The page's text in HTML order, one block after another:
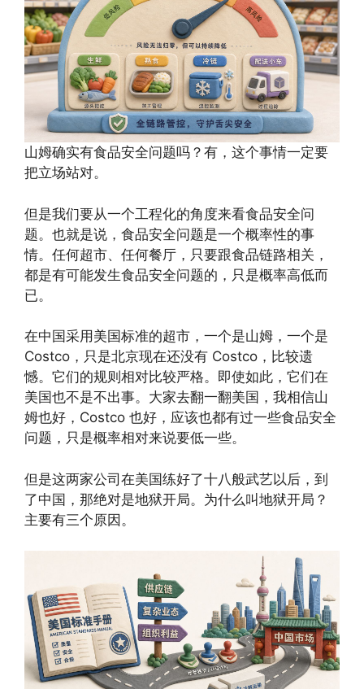
山姆确实有食品安全问题吗？有，这个事情一定要
把立场站对。
但是我们要从一个工程化的角度来看食品安全问
题。也就是说，食品安全问题是一个概率性的事
情。任何超市、任何餐厅，只要跟食品链路相关，
都是有可能发生食品安全问题的，只是概率高低而
已。
在中国采用美国标准的超市，一个是山姆，一个是
Costco，只是北京现在还没有 Costco，比较遗
憾。它们的规则相对比较严格。即使如此，它们在
美国也不是不出事。大家去翻一翻美国，我相信山
姆也好，Costco 也好，应该也都有过一些食品安全
问题，只是概率相对来说要低一些。
但是这两家公司在美国练好了十八般武艺以后，到
了中国，那绝对是地狱开局。为什么叫地狱开局？
主要有三个原因。